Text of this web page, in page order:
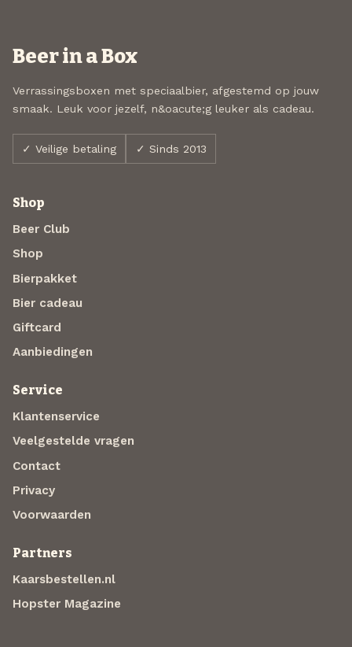
Beer in a Box
Verrassingsboxen met speciaalbier, afgestemd op jouw
smaak. Leuk voor jezelf, n&oacute;g leuker als cadeau.
✓ Veilige betaling ✓ Sinds 2013
Shop
Beer Club
Shop
Bierpakket
Bier cadeau
Giftcard
Aanbiedingen
Service
Klantenservice
Veelgestelde vragen
Contact
Privacy
Voorwaarden
Partners
Kaarsbestellen.nl
Hopster Magazine